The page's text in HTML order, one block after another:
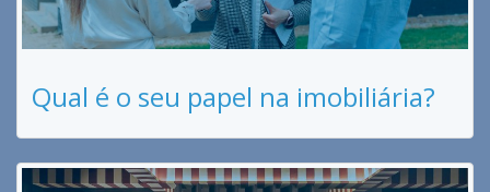
Qual é o seu papel na imobiliária?